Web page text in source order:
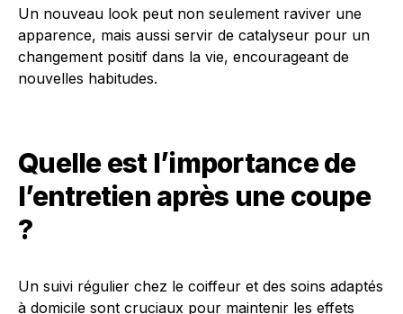
Un nouveau look peut non seulement raviver une
apparence, mais aussi servir de catalyseur pour un
changement positif dans la vie, encourageant de
nouvelles habitudes.
Quelle est l’importance de
l’entretien après une coupe
?
Un suivi régulier chez le coiffeur et des soins adaptés
à domicile sont cruciaux pour maintenir les effets